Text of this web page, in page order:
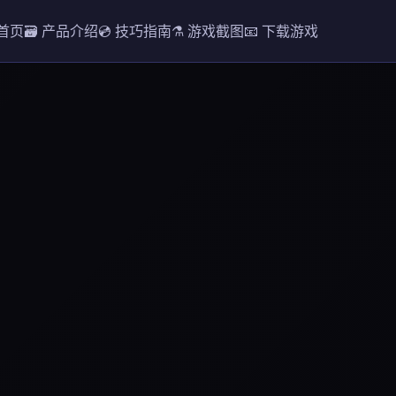
页🗃️ 产品介绍💿 技巧指南⚗️ 游戏截图📧 下载游戏